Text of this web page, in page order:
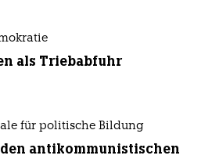
als Triebabfuhr
für politische Bildung
antikommunistischen